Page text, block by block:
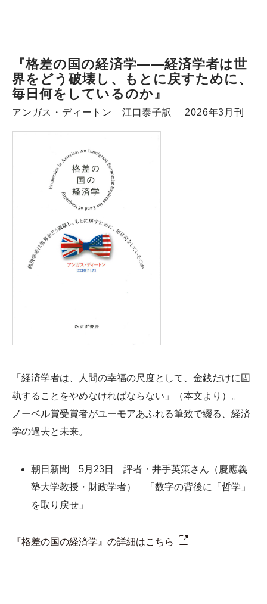
『格差の国の経済学――経済学者は世
界をどう破壊し、もとに戻すために、
毎日何をしているのか』
アンガス・ディートン 江口泰子訳 2026年3月刊
「経済学者は、人間の幸福の尺度として、金銭だけに固
執することをやめなければならない」（本文より）。
ノーベル賞受賞者がユーモアあふれる筆致で綴る、経済
学の過去と未来。
朝日新聞 5月23日 評者・井手英策さん（慶應義
塾大学教授・財政学者） 「数字の背後に「哲学」
を取り戻せ」
『格差の国の経済学』の詳細はこちら